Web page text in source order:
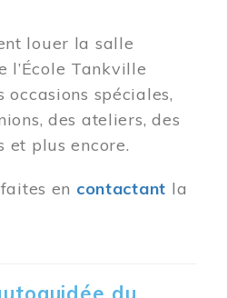
louer la salle
l’École Tankville
occasions spéciales,
des ateliers, des
et plus encore.
en contactant la